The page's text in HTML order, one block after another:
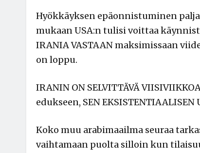
Hyökkäyksen epäonnistuminen
mukaan USA:n tulisi voittaa
IRANIA VASTAAN maksimissaan
on loppu.
IRANIN ON SELVITTÄVÄ
edukseen, SEN
Koko muu arabimaailma seuraa
vaihtamaan puolta silloin kun